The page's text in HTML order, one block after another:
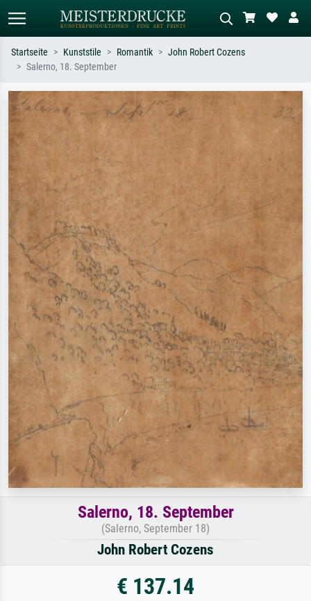
Suchen Sie nach Künstlern, Werktiteln
oder Stilen – z.B. Monet,
Beschreiben Sie die Szene – z.B. Grüne
Wiese, Abstrakt mit viel Rot, Dunkles
Startseite Kunststile Romantik
John Robert Cozens
Salerno, 18. September
Salerno, 18. September
(Salerno, September 18)
John Robert Cozens
€ 137.14